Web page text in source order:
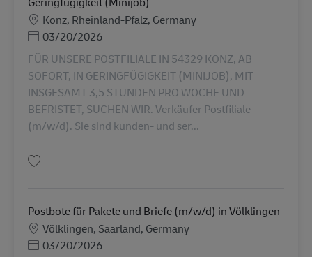
Localização
Konz, Rheinland-Pfalz, Germany
Posted Date
03/20/2026
FÜR UNSERE POSTFILIALE IN 54329 KONZ, AB
SOFORT, IN GERINGFÜGIGKEIT (MINIJOB), MIT
INSGESAMT 3,5 STUNDEN PRO WOCHE UND
BEFRISTET, SUCHEN WIR. Verkäufer Postfiliale
(m/w/d). Sie sind kunden- und ser...
Postbote für Pakete und Briefe (m/w/d) in Völklingen
Localização
Völklingen, Saarland, Germany
Posted Date
03/20/2026